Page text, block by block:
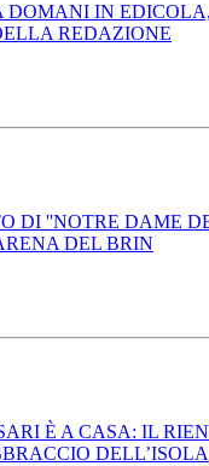
DOMANI IN
REDAZIONE
DI ''NOTRE DAME
DEL BRIN
È A CASA: IL
DELL’ISOLA